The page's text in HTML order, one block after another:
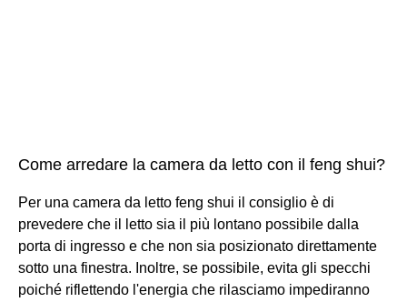
Come arredare la camera da letto con il feng shui?
Per una camera da letto feng shui il consiglio è di
prevedere che il letto sia il più lontano possibile dalla
porta di ingresso e che non sia posizionato direttamente
sotto una finestra. Inoltre, se possibile, evita gli specchi
poiché riflettendo l'energia che rilasciamo impediranno